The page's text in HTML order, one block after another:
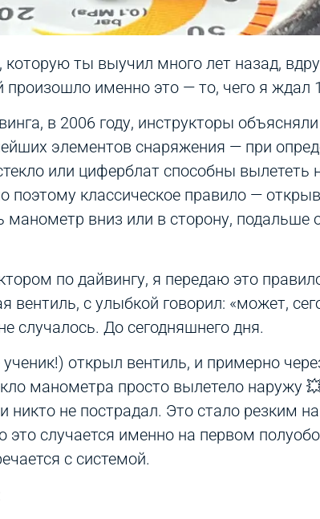
ты выучил много лет назад,
именно это — то, чего я ждал
в 2006 году, инструкторы
элементов снаряжения — при
или циферблат способны вылететь
поэтому классическое правило —
вниз или в сторону, подальше
по дайвингу, я передаю это
вентиль, с улыбкой говорил: «может,
случалось. До сегодняшнего дня.
открыл вентиль, и примерно
манометра просто вылетело наружу
никто не пострадал. Это стало резким
это случается именно на первом
с системой.